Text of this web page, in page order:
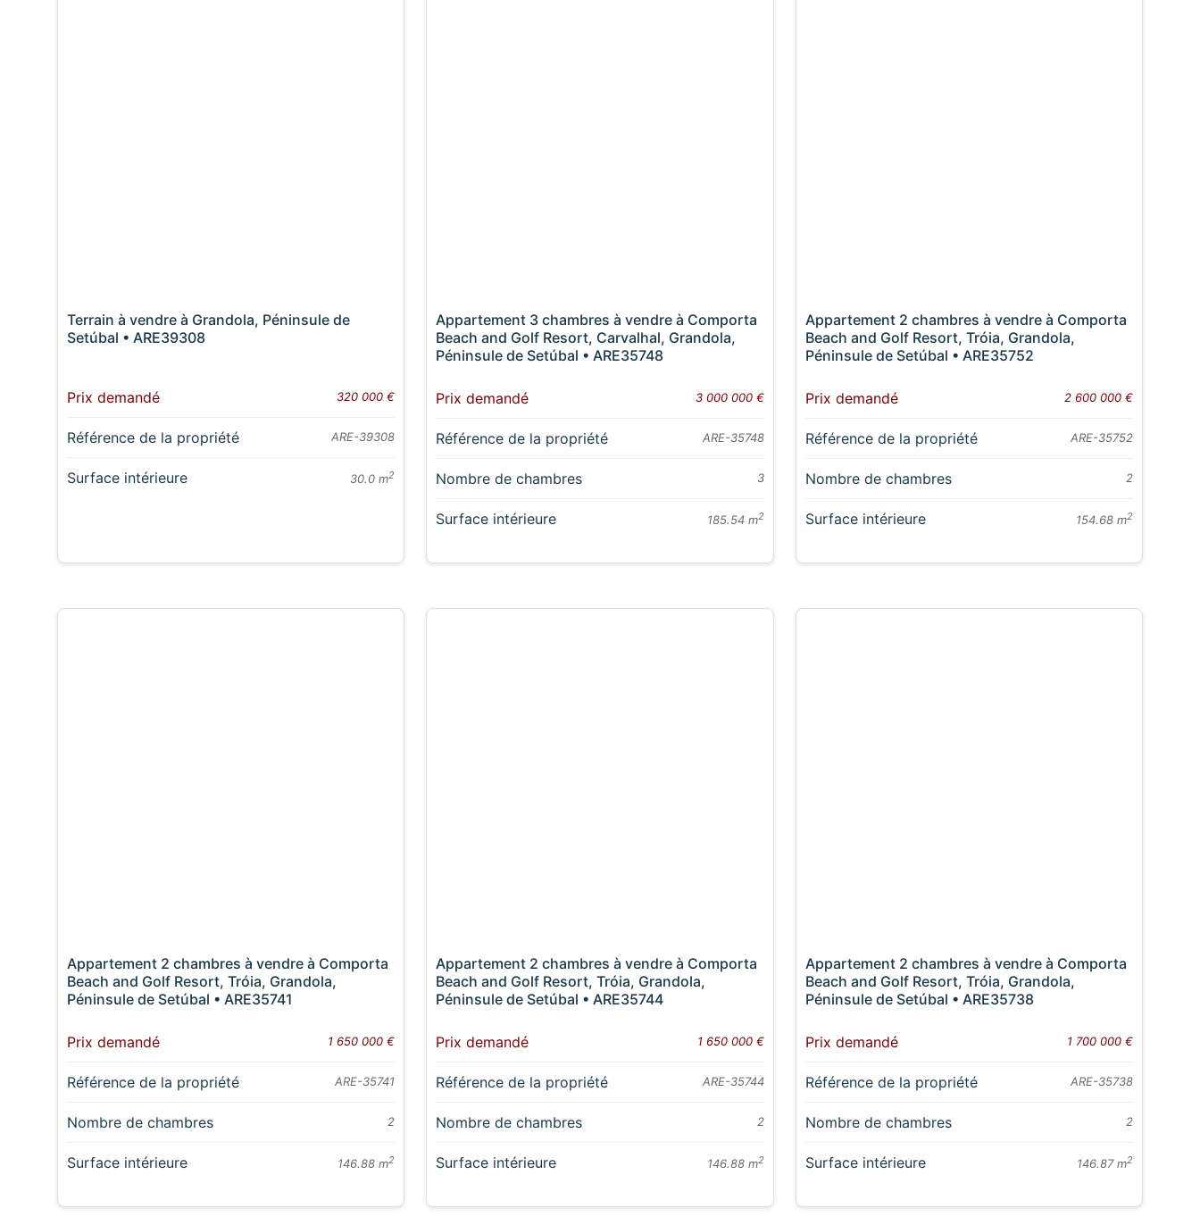
Terrain à vendre à Grandola, Péninsule de
Setúbal • ARE39308
Prix demandé 320 000 €
Référence de la propriété ARE-39308
Surface intérieure 30.0 m2
Appartement 3 chambres à vendre à Comporta
Beach and Golf Resort, Carvalhal, Grandola,
Péninsule de Setúbal • ARE35748
Prix demandé 3 000 000 €
Référence de la propriété ARE-35748
Nombre de chambres 3
Surface intérieure 185.54 m2
Appartement 2 chambres à vendre à Comporta
Beach and Golf Resort, Tróia, Grandola,
Péninsule de Setúbal • ARE35752
Prix demandé 2 600 000 €
Référence de la propriété ARE-35752
Nombre de chambres 2
Surface intérieure 154.68 m2
Appartement 2 chambres à vendre à Comporta
Beach and Golf Resort, Tróia, Grandola,
Péninsule de Setúbal • ARE35741
Prix demandé 1 650 000 €
Référence de la propriété ARE-35741
Nombre de chambres 2
Surface intérieure 146.88 m2
Appartement 2 chambres à vendre à Comporta
Beach and Golf Resort, Tróia, Grandola,
Péninsule de Setúbal • ARE35744
Prix demandé 1 650 000 €
Référence de la propriété ARE-35744
Nombre de chambres 2
Surface intérieure 146.88 m2
Appartement 2 chambres à vendre à Comporta
Beach and Golf Resort, Tróia, Grandola,
Péninsule de Setúbal • ARE35738
Prix demandé 1 700 000 €
Référence de la propriété ARE-35738
Nombre de chambres 2
Surface intérieure 146.87 m2